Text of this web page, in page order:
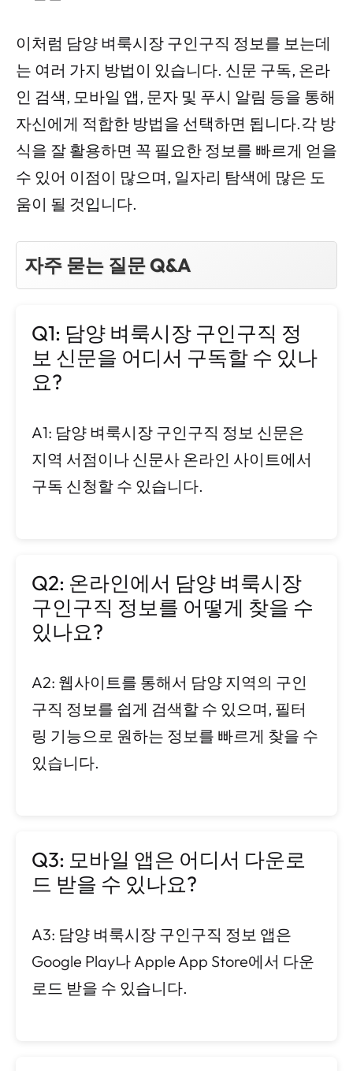
이처럼 담양 벼룩시장 구인구직 정보를 보는데
는 여러 가지 방법이 있습니다. 신문 구독, 온라
인 검색, 모바일 앱, 문자 및 푸시 알림 등을 통해
자신에게 적합한 방법을 선택하면 됩니다.각 방
식을 잘 활용하면 꼭 필요한 정보를 빠르게 얻을
수 있어 이점이 많으며, 일자리 탐색에 많은 도
움이 될 것입니다.
자주 묻는 질문 Q&A
Q1: 담양 벼룩시장 구인구직 정
보 신문을 어디서 구독할 수 있나
요?
A1: 담양 벼룩시장 구인구직 정보 신문은
지역 서점이나 신문사 온라인 사이트에서
구독 신청할 수 있습니다.
Q2: 온라인에서 담양 벼룩시장
구인구직 정보를 어떻게 찾을 수
있나요?
A2: 웹사이트를 통해서 담양 지역의 구인
구직 정보를 쉽게 검색할 수 있으며, 필터
링 기능으로 원하는 정보를 빠르게 찾을 수
있습니다.
Q3: 모바일 앱은 어디서 다운로
드 받을 수 있나요?
A3: 담양 벼룩시장 구인구직 정보 앱은
Google Play나 Apple App Store에서 다운
로드 받을 수 있습니다.